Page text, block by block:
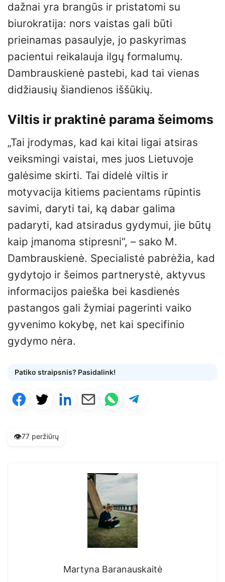
dažnai yra brangūs ir pristatomi su
biurokratija: nors vaistas gali būti
prieinamas pasaulyje, jo paskyrimas
pacientui reikalauja ilgų formalumų.
Dambrauskienė pastebi, kad tai vienas
didžiausių šiandienos iššūkių.
Viltis ir praktinė parama šeimoms
„Tai įrodymas, kad kai kitai ligai atsiras
veiksmingi vaistai, mes juos Lietuvoje
galėsime skirti. Tai didelė viltis ir
motyvacija kitiems pacientams rūpintis
savimi, daryti tai, ką dabar galima
padaryti, kad atsiradus gydymui, jie būtų
kaip įmanoma stipresni“, – sako M.
Dambrauskienė. Specialistė pabrėžia, kad
gydytojo ir šeimos partnerystė, aktyvus
informacijos paieška bei kasdienės
pastangos gali žymiai pagerinti vaiko
gyvenimo kokybę, net kai specifinio
gydymo nėra.
Patiko straipsnis? Pasidalink!
👁️77 peržiūrų
Martyna Baranauskaitė